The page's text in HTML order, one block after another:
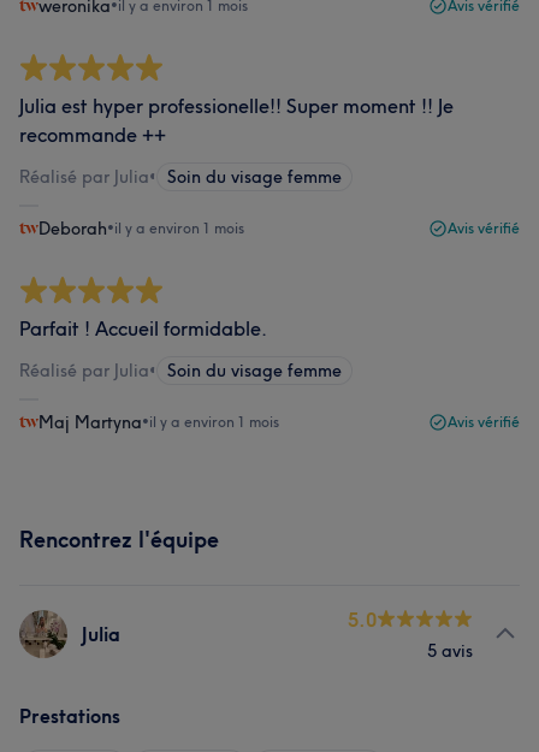
weronika•il y a environ 1 mois Avis vérifié
Julia est hyper professionelle!! Super moment !! Je
recommande ++
Réalisé par Julia• Soin du visage femme
Deborah•il y a environ 1 mois Avis vérifié
Parfait ! Accueil formidable.
Réalisé par Julia• Soin du visage femme
Maj Martyna•il y a environ 1 mois Avis vérifié
Rencontrez l'équipe
Julia
5.0
5 avis
Prestations